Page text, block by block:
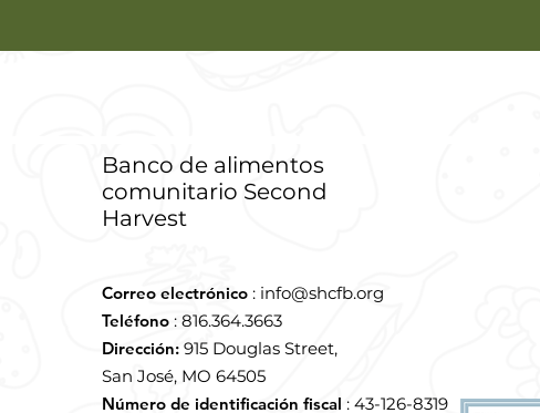
Banco de alimentos
comunitario Second
Harvest
Correo electrónico : info@shcfb.org
Teléfono : 816.364.3663
Dirección: 915 Douglas Street,
San José, MO 64505
Número de identificación fiscal : 43-126-8319